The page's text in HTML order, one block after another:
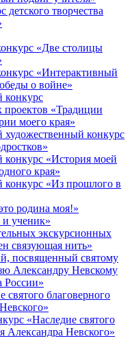
творчества
«Две столицы
«Интерактивный
о войне»
конкурс
проектов «Традиции
моего края»
конкурс
«История моей
края»
«Из прошлого в
родина моя!»
ученик»
экскурсионных
связующая нить»
посвященный святому
Александру Невскому
России»
святого благоверного
«Наследие святого
Александра Невского»